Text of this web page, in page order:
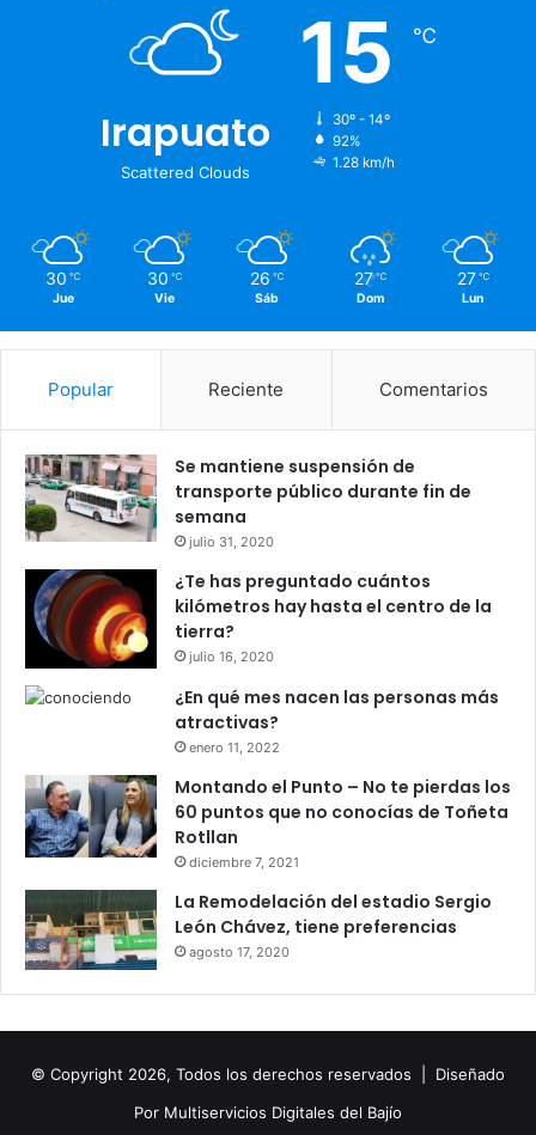
Irapuato
Scattered Clouds
15 ℃
30º - 14º
92%
1.28 km/h
30 ℃
Jue
30 ℃
Vie
26 ℃
Sáb
27 ℃
Dom
27 ℃
Lun
Popular Reciente Comentarios
Se mantiene suspensión de
transporte público durante fin de
semana
julio 31, 2020
¿Te has preguntado cuántos
kilómetros hay hasta el centro de la
tierra?
julio 16, 2020
¿En qué mes nacen las personas más
atractivas?
enero 11, 2022
Montando el Punto – No te pierdas los
60 puntos que no conocías de Toñeta
Rotllan
diciembre 7, 2021
La Remodelación del estadio Sergio
León Chávez, tiene preferencias
agosto 17, 2020
© Copyright 2026, Todos los derechos reservados | Diseñado
Por Multiservicios Digitales del Bajío